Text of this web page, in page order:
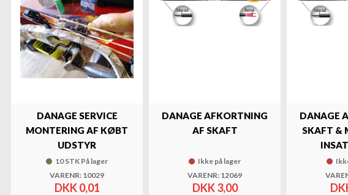
DANAGE SERVICE
MONTERING AF KØBT
UDSTYR
10 STK På lager
VARENR: 10029
DKK 0,01
DANAGE AFKORTNING
AF SKAFT
Ikke på lager
VARENR: 12069
DKK 3,00
DANAGE
SKAFT &